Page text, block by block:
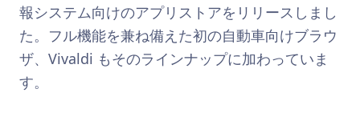
報システム向けのアプリストアをリリースしまし
た。フル機能を兼ね備えた初の自動車向けブラウ
ザ、Vivaldi もそのラインナップに加わっていま
す。